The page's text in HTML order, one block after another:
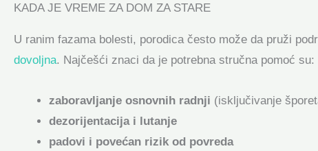
KADA JE VREME ZA DOM ZA STARE
U ranim fazama bolesti, porodica često može da pruži
dovoljna. Najčešći znaci da je potrebna stručna pomoć su:
zaboravljanje osnovnih radnji (isključivanje
dezorijentacija i lutanje
padovi i povećan rizik od povreda